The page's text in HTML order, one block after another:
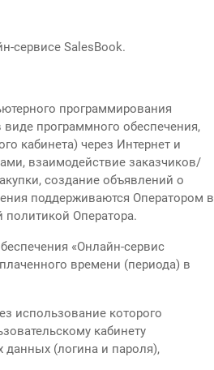
сервисе SalesBook.
программирования
программного обеспечения,
кабинета) через Интернет и
взаимодействие заказчиков/
создание объявлений о
поддерживаются Оператором в
политикой Оператора.
«Онлайн-сервис
времени (периода) в
использование которого
кабинету
данных (логина и пароля),